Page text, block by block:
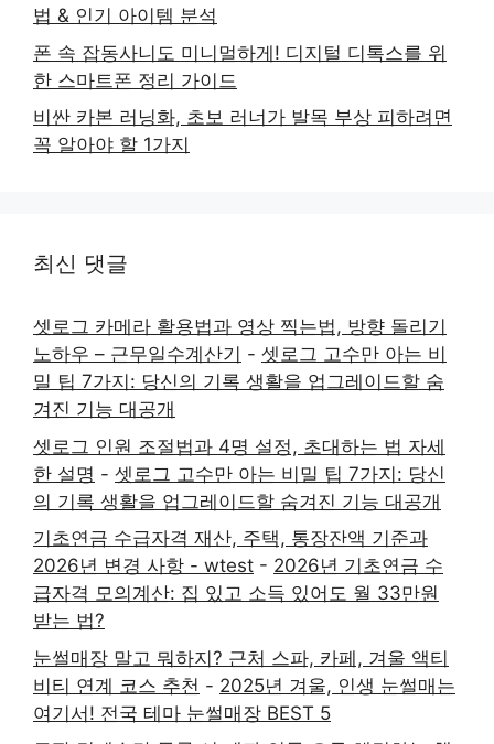
법 & 인기 아이템 분석
폰 속 잡동사니도 미니멀하게! 디지털 디톡스를 위
한 스마트폰 정리 가이드
비싼 카본 러닝화, 초보 러너가 발목 부상 피하려면
꼭 알아야 할 1가지
최신 댓글
셋로그 카메라 활용법과 영상 찍는법, 방향 돌리기
노하우 – 근무일수계산기 - 셋로그 고수만 아는 비
밀 팁 7가지: 당신의 기록 생활을 업그레이드할 숨
겨진 기능 대공개
셋로그 인원 조절법과 4명 설정, 초대하는 법 자세
한 설명 - 셋로그 고수만 아는 비밀 팁 7가지: 당신
의 기록 생활을 업그레이드할 숨겨진 기능 대공개
기초연금 수급자격 재산, 주택, 통장잔액 기준과
2026년 변경 사항 - wtest - 2026년 기초연금 수
급자격 모의계산: 집 있고 소득 있어도 월 33만원
받는 법?
눈썰매장 말고 뭐하지? 근처 스파, 카페, 겨울 액티
비티 연계 코스 추천 - 2025년 겨울, 인생 눈썰매는
여기서! 전국 테마 눈썰매장 BEST 5